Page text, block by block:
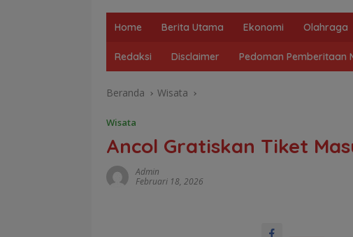
Home Berita Utama Ekonomi Olahraga
Redaksi Disclaimer Pedoman Pemberitaan
Beranda Wisata
Wisata
Ancol Gratiskan Tiket
Admin
Februari 18, 2026